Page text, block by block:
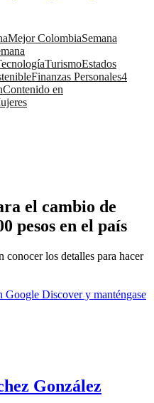
Mejor ColombiaSemana
TurismoEstados
Finanzas Personales4
Contenido en
el cambio de
pesos en el país
conocer los detalles para hacer
Discover y manténgase
González